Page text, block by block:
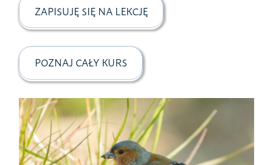
ZAPISUJĘ SIĘ NA LEKCJĘ
POZNAJ CAŁY KURS